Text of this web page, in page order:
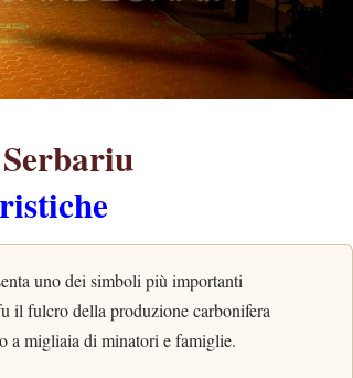
uno dei simboli più importanti
il fulcro della produzione carbonifera
a migliaia di minatori e famiglie.